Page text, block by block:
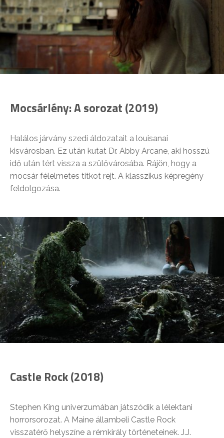
Mocsárlény: A sorozat (2019)
Halálos járvány szedi áldozatait a louisanai
kisvárosban. Ez után kutat Dr. Abby Arcane, aki hosszú
idő után tért vissza a szülővárosába. Rájön, hogy a
mocsár félelmetes titkot rejt. A klasszikus képregény
feldolgozása.
Castle Rock (2018)
Stephen King univerzumában játszódik a lélektani
horrorsorozat. A Maine állambeli Castle Rock
visszatérő helyszíne a rémkirály történeteinek. J.J.